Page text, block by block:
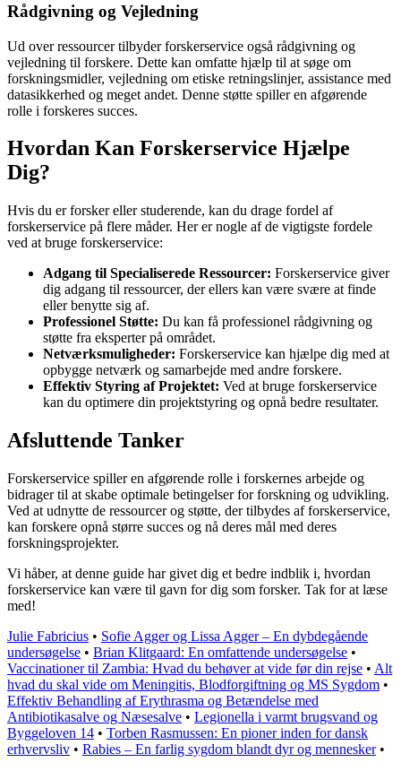
Rådgivning og Vejledning
Ud over ressourcer tilbyder forskerservice også rådgivning og
vejledning til forskere. Dette kan omfatte hjælp til at søge om
forskningsmidler, vejledning om etiske retningslinjer, assistance med
datasikkerhed og meget andet. Denne støtte spiller en afgørende
rolle i forskeres succes.
Hvordan Kan Forskerservice Hjælpe
Dig?
Hvis du er forsker eller studerende, kan du drage fordel af
forskerservice på flere måder. Her er nogle af de vigtigste fordele
ved at bruge forskerservice:
Adgang til Specialiserede Ressourcer: Forskerservice giver
dig adgang til ressourcer, der ellers kan være svære at finde
eller benytte sig af.
Professionel Støtte: Du kan få professionel rådgivning og
støtte fra eksperter på området.
Netværksmuligheder: Forskerservice kan hjælpe dig med at
opbygge netværk og samarbejde med andre forskere.
Effektiv Styring af Projektet: Ved at bruge forskerservice
kan du optimere din projektstyring og opnå bedre resultater.
Afsluttende Tanker
Forskerservice spiller en afgørende rolle i forskernes arbejde og
bidrager til at skabe optimale betingelser for forskning og udvikling.
Ved at udnytte de ressourcer og støtte, der tilbydes af forskerservice,
kan forskere opnå større succes og nå deres mål med deres
forskningsprojekter.
Vi håber, at denne guide har givet dig et bedre indblik i, hvordan
forskerservice kan være til gavn for dig som forsker. Tak for at læse
med!
Julie Fabricius • Sofie Agger og Lissa Agger – En dybdegående
undersøgelse • Brian Klitgaard: En omfattende undersøgelse •
Vaccinationer til Zambia: Hvad du behøver at vide før din rejse • Alt
hvad du skal vide om Meningitis, Blodforgiftning og MS Sygdom •
Effektiv Behandling af Erythrasma og Betændelse med
Antibiotikasalve og Næsesalve • Legionella i varmt brugsvand og
Byggeloven 14 • Torben Rasmussen: En pioner inden for dansk
erhvervsliv • Rabies – En farlig sygdom blandt dyr og mennesker•